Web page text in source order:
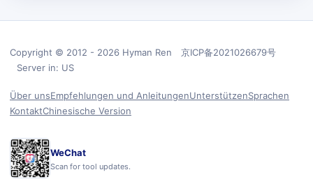
Copyright © 2012 - 2026 Hyman Ren 京ICP备2021026679号
Server in: US
Über unsEmpfehlungen und AnleitungenUnterstützenSprachen
KontaktChinesische Version
WeChat
Scan for tool updates.